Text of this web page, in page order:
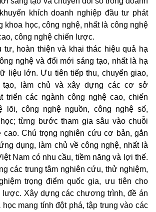
khích doanh nghiệp đầu tư phát
khoa học, công nghệ, nhất là công nghệ
công nghệ chiến lược.
tư, hoàn thiện và khai thác hiệu quả hạ
nghệ và đổi mới sáng tạo, nhất là hạ
liệu lớn. Ưu tiên tiếp thu, chuyển giao,
tạo, làm chủ và xây dựng các cơ sở
triển các ngành công nghệ cao, chiến
lõi, công nghệ nguồn, công nghệ số,
từng bước tham gia sâu vào chuỗi
cao. Chú trọng nghiên cứu cơ bản, gắn
dụng, làm chủ về công nghệ, nhất là
Nam có nhu cầu, tiềm năng và lợi thế.
các trung tâm nghiên cứu, thử nghiệm,
trọng điểm quốc gia, ưu tiên cho
lược. Xây dựng các chương trình, đề án
mang tính đột phá, tập trung vào các